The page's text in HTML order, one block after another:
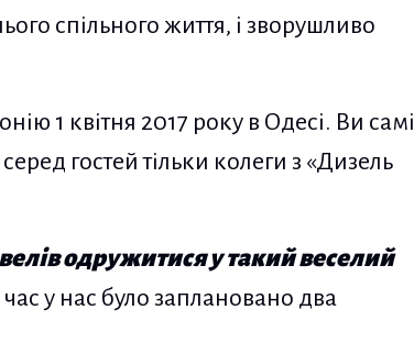
спільного життя, і зворушливо
1 квітня 2017 року в Одесі. Ви самі
гостей тільки колеги з «Дизель
одружитися у такий веселий
у нас було заплановано два